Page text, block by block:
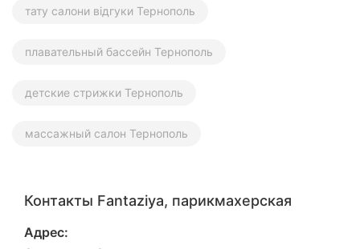
тату салони відгуки Тернополь
плавательный бассейн Тернополь
детские стрижки Тернополь
массажный салон Тернополь
Контакты Fantaziya, парикмахерская
Адрес: